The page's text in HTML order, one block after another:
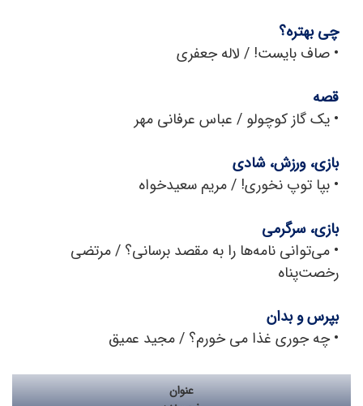
چی بهتره؟
• صاف بایست! / لاله جعفری
قصه
• یک گاز کوچولو / عباس عرفانی مهر
بازی، ورزش، شادی
• بپا توپ نخوری! / مریم سعیدخواه
بازی، سرگرمی
• می‌توانی نامه‌ها را به مقصد برسانی؟ / مرتضی
رخصت‌پناه
بپرس و بدان
•چه جوری غذا می خورم؟ / مجید عمیق
عنوان